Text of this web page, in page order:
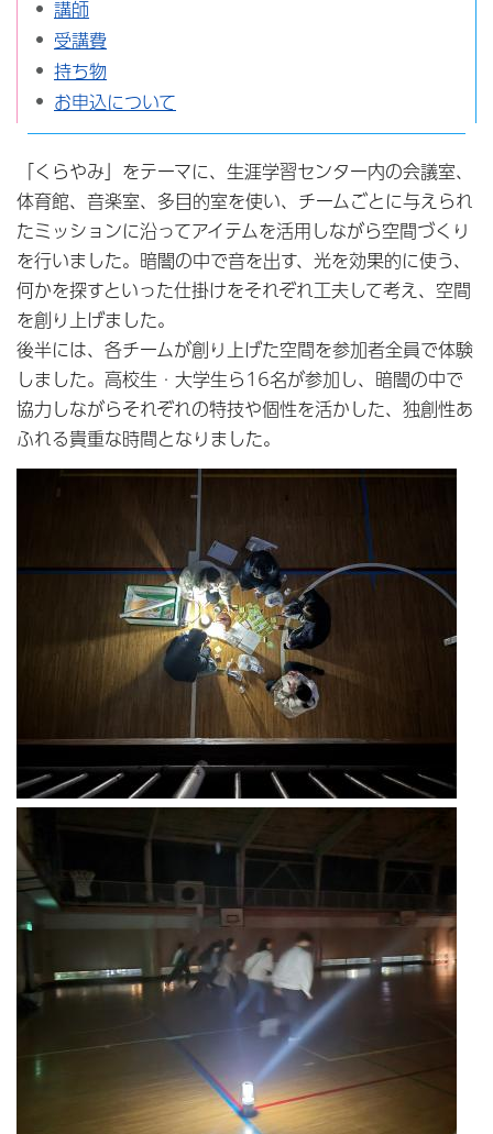
講師
受講費
持ち物
お申込について
「くらやみ」をテーマに、生涯学習センター内の会議室、
体育館、音楽室、多目的室を使い、チームごとに与えられ
たミッションに沿ってアイテムを活用しながら空間づくり
を行いました。暗闇の中で音を出す、光を効果的に使う、
何かを探すといった仕掛けをそれぞれ工夫して考え、空間
を創り上げました。
後半には、各チームが創り上げた空間を参加者全員で体験
しました。高校生・大学生ら16名が参加し、暗闇の中で
協力しながらそれぞれの特技や個性を活かした、独創性あ
ふれる貴重な時間となりました。